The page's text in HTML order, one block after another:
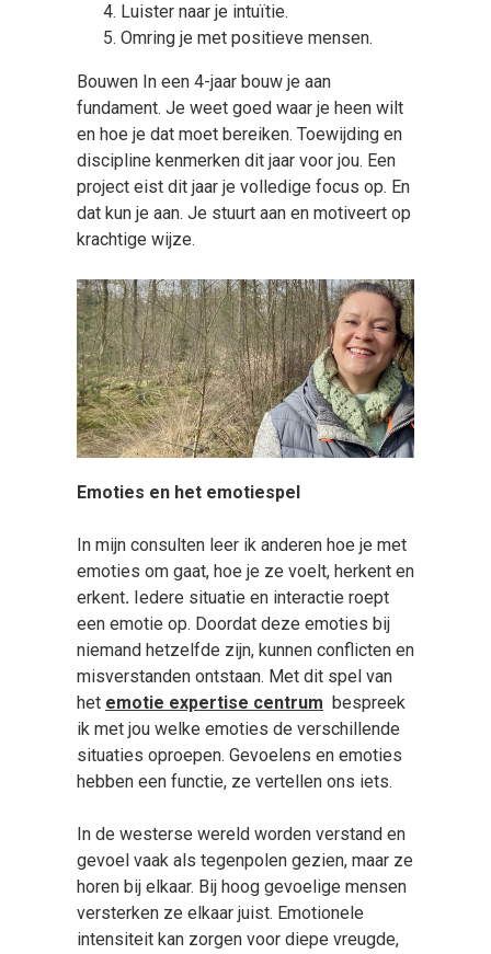
Luister naar je intuïtie.
Omring je met positieve mensen.
Bouwen In een 4-jaar bouw je aan
fundament. Je weet goed waar je heen wilt
en hoe je dat moet bereiken. Toewijding en
discipline kenmerken dit jaar voor jou. Een
project eist dit jaar je volledige focus op. En
dat kun je aan. Je stuurt aan en motiveert op
krachtige wijze.
Emoties en het emotiespel
In mijn consulten leer ik anderen hoe je met
emoties om gaat, hoe je ze voelt, herkent en
erkent. Iedere situatie en interactie roept
een emotie op. Doordat deze emoties bij
niemand hetzelfde zijn, kunnen conflicten en
misverstanden ontstaan. Met dit spel van
het emotie expertise centrum bespreek
ik met jou welke emoties de verschillende
situaties oproepen. Gevoelens en emoties
hebben een functie, ze vertellen ons iets.
In de westerse wereld worden verstand en
gevoel vaak als tegenpolen gezien, maar ze
horen bij elkaar. Bij hoog gevoelige mensen
versterken ze elkaar juist. Emotionele
intensiteit kan zorgen voor diepe vreugde,